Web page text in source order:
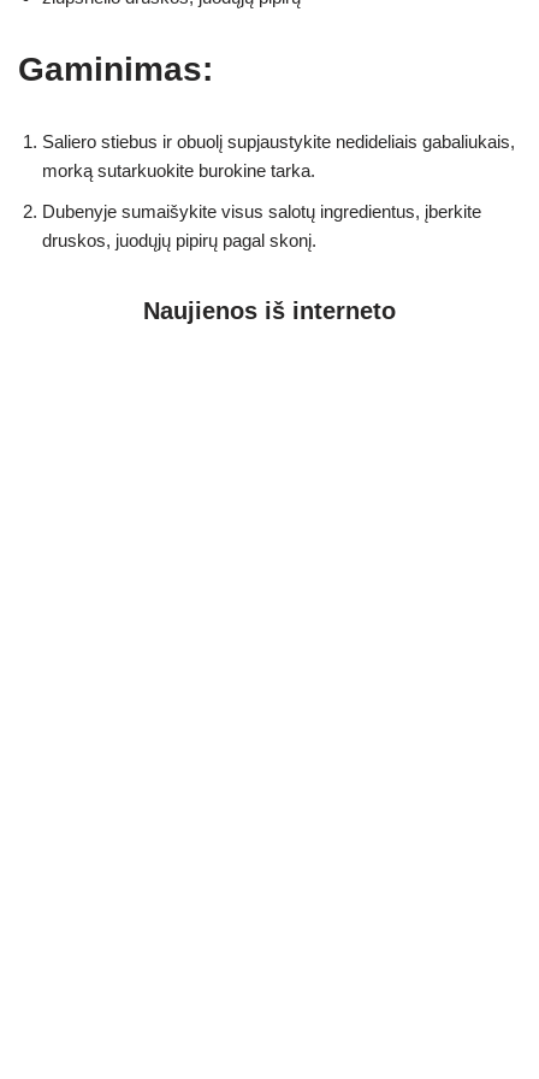
Gaminimas:
Saliero stiebus ir obuolį supjaustykite nedideliais gabaliukais,
morką sutarkuokite burokine tarka.
Dubenyje sumaišykite visus salotų ingredientus, įberkite
druskos, juodųjų pipirų pagal skonį.
Naujienos iš interneto